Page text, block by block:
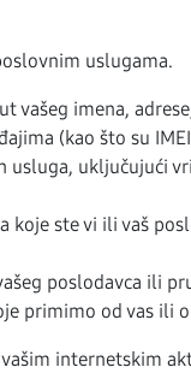
uslugama.
vašeg imena,
(kao što su
uključujući
koje ste vi ili vaš
poslodavca ili
primimo od vas ili
internetskim